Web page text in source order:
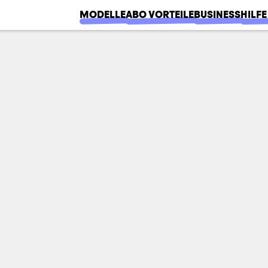
MODELLEABO VORTEILEBUSINESS